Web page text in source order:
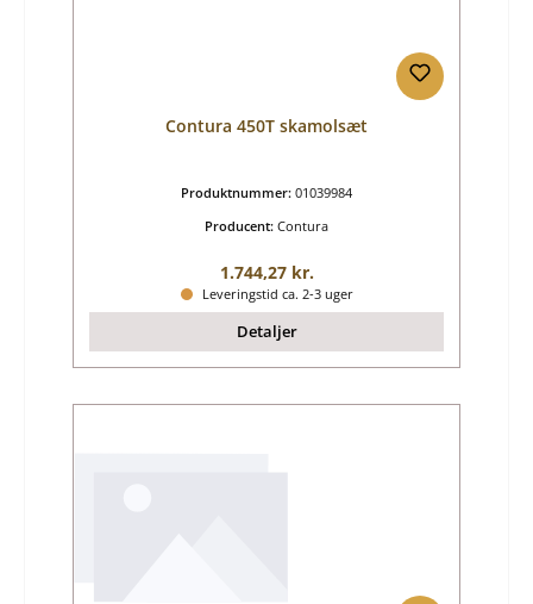
Contura 450T skamolsæt
Produktnummer: 01039984
Producent: Contura
Almindelig pris:
1.744,27 kr.
Leveringstid ca. 2-3 uger
Detaljer